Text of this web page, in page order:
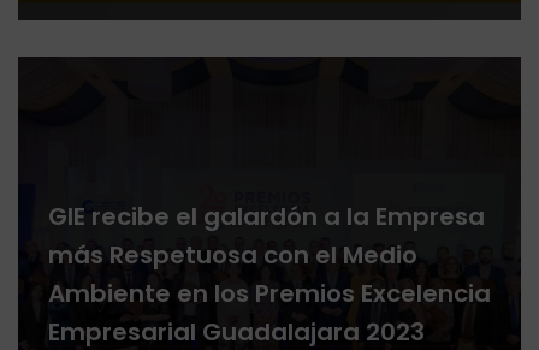
GIE recibe el galardón a la Empresa
más Respetuosa con el Medio
Ambiente en los Premios Excelencia
Empresarial Guadalajara 2023